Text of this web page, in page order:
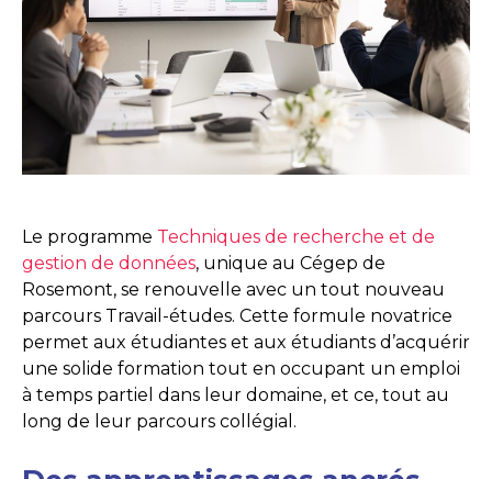
Le programme Techniques de recherche et de
gestion de données, unique au Cégep de
Rosemont, se renouvelle avec un tout nouveau
parcours Travail-études. Cette formule novatrice
permet aux étudiantes et aux étudiants d’acquérir
une solide formation tout en occupant un emploi
à temps partiel dans leur domaine, et ce, tout au
long de leur parcours collégial.